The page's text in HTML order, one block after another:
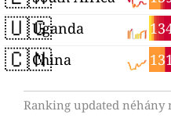
🇺🇬Uganda
🇨🇳 131
China
Ranking updated néhány